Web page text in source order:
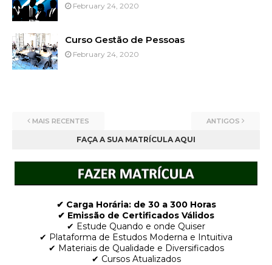
February 24, 2020
Curso Gestão de Pessoas
February 24, 2020
MAIS RECENTES ANTIGOS
FAÇA A SUA MATRÍCULA AQUI
✔ Carga Horária: de 30 a 300 Horas
✔ Emissão de Certificados Válidos
✔ Estude Quando e onde Quiser
✔ Plataforma de Estudos Moderna e Intuitiva
✔ Materiais de Qualidade e Diversificados
✔ Cursos Atualizados